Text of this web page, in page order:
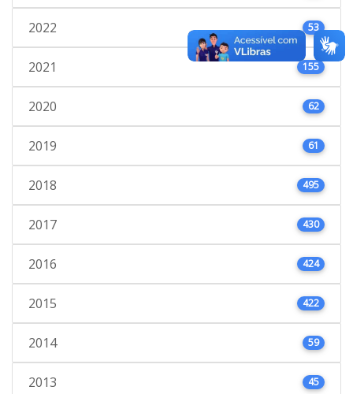
2022 53
2021 155
2020 62
2019 61
2018 495
2017 430
2016 424
2015 422
2014 59
2013 45